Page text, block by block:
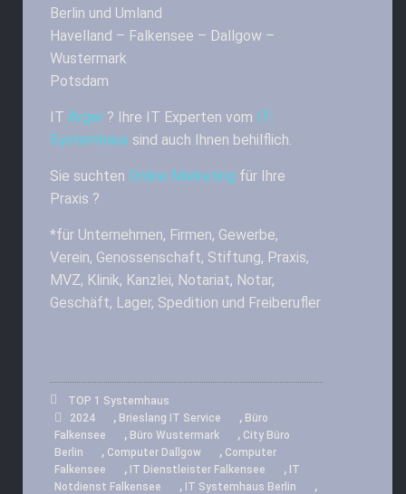
Berlin und Umland
Havelland – Falkensee – Dallgow –
Wustermark
Potsdam
IT Ärger ? Ihre IT Experten vom IT-
Systemhaus sind auch Ihnen behilflich.
Sie suchten Online Marketing für Ihre
Praxis ?
*für Unternehmen, Firmen, Gewerbe,
Verein, Genossenschaft, Stiftung, Praxis,
MVZ, Klinik, Kanzlei, Notariat, Notar,
Geschäft, Lager, Spedition und Freiberufler
TOP 1 Systemhaus
2024
, Brieslang IT Service , Büro
Falkensee
, Büro Wustermark , City Büro
Berlin
, Computer Dallgow , Computer
Falkensee
, IT Dienstleister Falkensee , IT
Notdienst Falkensee
, IT Systemhaus Berlin ,